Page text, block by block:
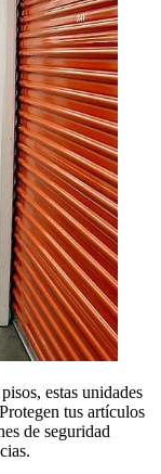
estas unidades
tus artículos
de seguridad